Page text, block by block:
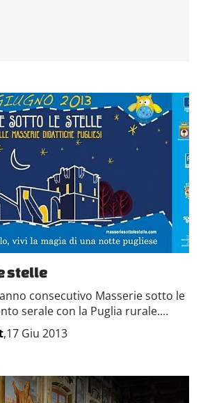
stelle
consecutivo Masserie sotto le
serale con la Puglia rurale....
,17 Giu 2013